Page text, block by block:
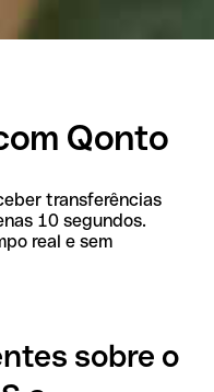
Qonto
transferências
10 segundos.
real e sem
sobre o